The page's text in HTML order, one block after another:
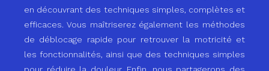
en découvrant des techniques simples, complètes et
efficaces. Vous maîtriserez également les méthodes
de déblocage rapide pour retrouver la motricité et
les fonctionnalités, ainsi que des techniques simples
pour réduire la douleur. Enfin, nous partagerons des